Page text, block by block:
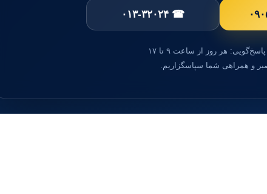
☎ ۰۱۳-۳۲۰۲۴
هر روز از ساعت ۹ تا ۱۷
و همراهی شما سپاسگزاریم.